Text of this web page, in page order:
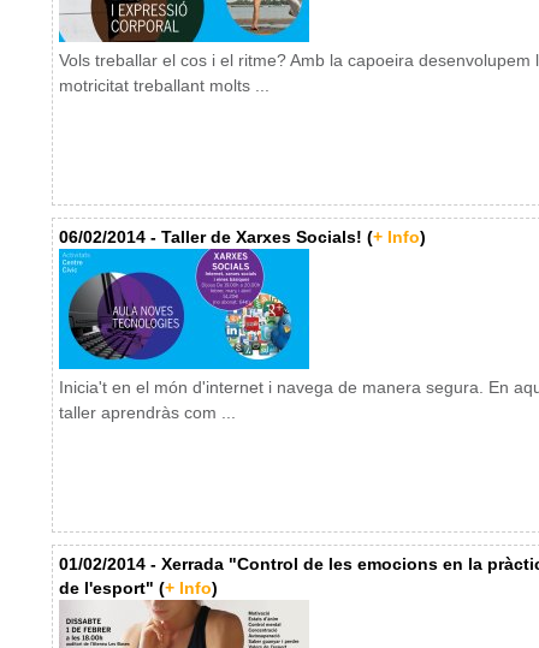
Vols treballar el cos i el ritme? Amb la capoeira desenvolupem
motricitat treballant molts ...
06/02/2014 - Taller de Xarxes Socials! (+ Info)
Inicia't en el món d'internet i navega de manera segura. En
taller aprendràs com ...
01/02/2014 - Xerrada "Control de les emocions en la
de l'esport" (+ Info)